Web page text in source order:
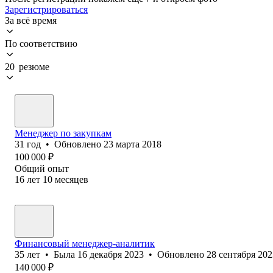
Зарегистрироваться
За всё время
По соответствию
20 резюме
Менеджер по закупкам
31 год • Обновлено 23 марта 2018
100 000 ₽
Общий опыт
16 лет 10 месяцев
Финансовый менеджер-аналитик
35 лет • Была 16 декабря 2023 • Обновлено 28 сентября
140 000 ₽